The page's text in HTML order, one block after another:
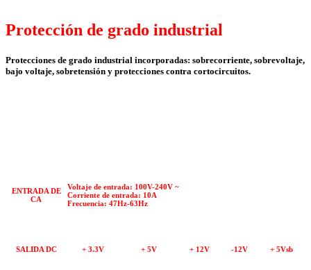
Protección de grado industrial
Protecciones de grado industrial incorporadas: sobrecorriente, sobrevoltaje,
bajo voltaje, sobretensión y protecciones contra cortocircuitos.
ENTRADA DE
CA
Voltaje de entrada: 100V-240V ~
Corriente de entrada: 10A
Frecuencia: 47Hz-63Hz
SALIDA DC + 3.3V + 5V + 12V -12V + 5Vsb